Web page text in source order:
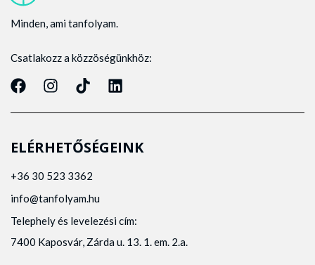
Minden, ami tanfolyam.
Csatlakozz a közzöségünkhöz:
ELÉRHETŐSÉGEINK
+36 30 523 3362
info@tanfolyam.hu
Telephely és levelezési cím:
7400 Kaposvár, Zárda u. 13. 1. em. 2.a.